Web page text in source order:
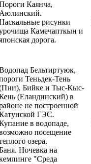
Каянча,
Аюлинский.
рисунки
Камечапткын и
дорога.
Бельтиртуюк,
Теньдек-Тень
Бийке и Тыс-Кыс-
(Еландинский) в
не построенной
ГЭС.
в водопаде,
посещение
озера.
Ночевка на
"Среда